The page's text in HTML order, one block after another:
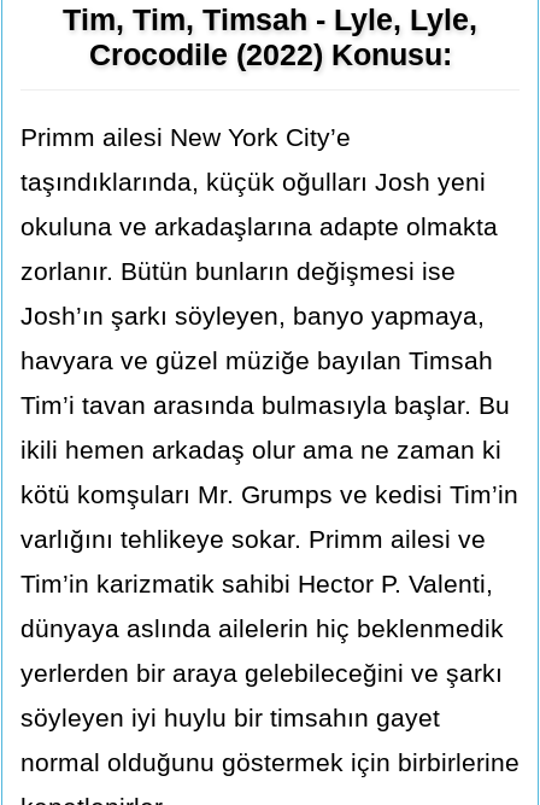
Tim, Tim, Timsah - Lyle, Lyle,
Crocodile (2022) Konusu:
Primm ailesi New York City’e
taşındıklarında, küçük oğulları Josh yeni
okuluna ve arkadaşlarına adapte olmakta
zorlanır. Bütün bunların değişmesi ise
Josh’ın şarkı söyleyen, banyo yapmaya,
havyara ve güzel müziğe bayılan Timsah
Tim’i tavan arasında bulmasıyla başlar. Bu
ikili hemen arkadaş olur ama ne zaman ki
kötü komşuları Mr. Grumps ve kedisi Tim’in
varlığını tehlikeye sokar. Primm ailesi ve
Tim’in karizmatik sahibi Hector P. Valenti,
dünyaya aslında ailelerin hiç beklenmedik
yerlerden bir araya gelebileceğini ve şarkı
söyleyen iyi huylu bir timsahın gayet
normal olduğunu göstermek için birbirlerine